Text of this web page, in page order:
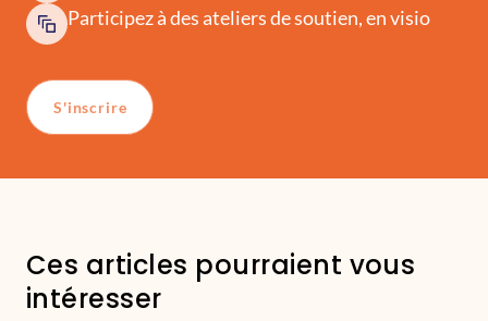
Participez à des ateliers de soutien, en visio
S'inscrire
Ces articles pourraient vous
intéresser